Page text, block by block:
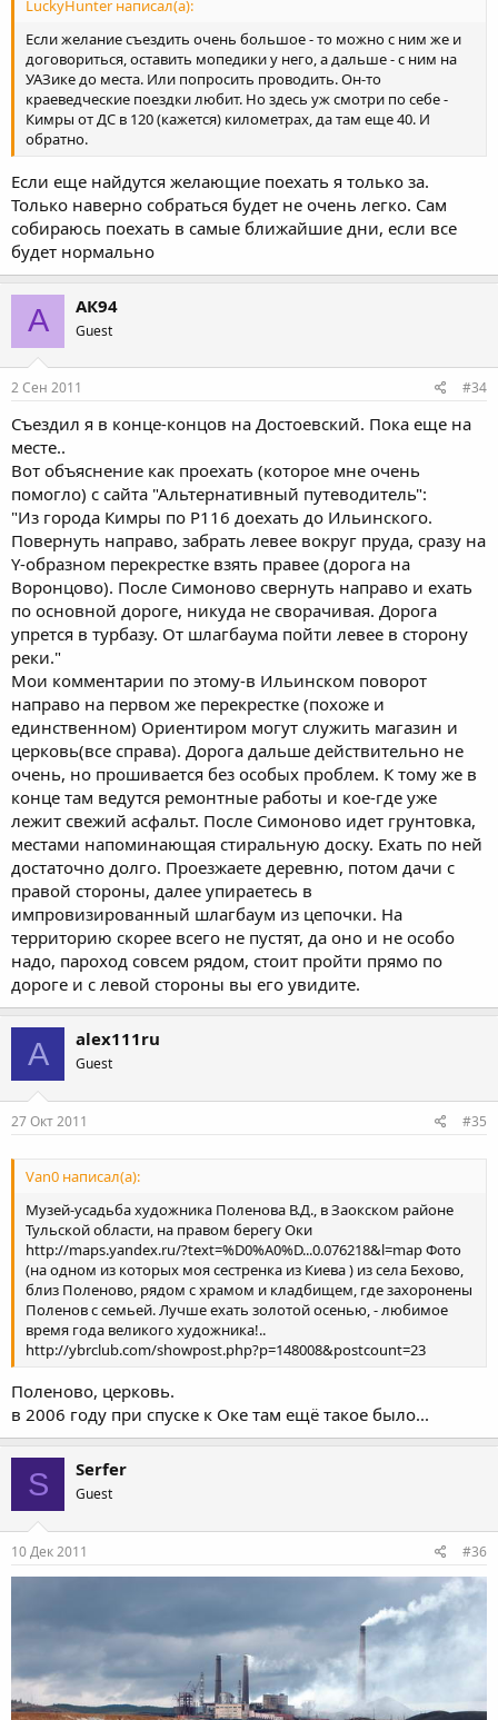
LuckyHunter написал(а):
Если желание съездить очень большое - то можно с ним же и
договориться, оставить мопедики у него, а дальше - с ним на
УАЗике до места. Или попросить проводить. Он-то
краеведческие поездки любит. Но здесь уж смотри по себе -
Кимры от ДС в 120 (кажется) километрах, да там еще 40. И
обратно.
Если еще найдутся желающие поехать я только за.
Только наверно собраться будет не очень легко. Сам
собираюсь поехать в самые ближайшие дни, если все
будет нормально
А АК94
Guest
2 Сен 2011 #34
Съездил я в конце-концов на Достоевский. Пока еще на
месте..
Вот объяснение как проехать (которое мне очень
помогло) с сайта "Альтернативный путеводитель":
"Из города Кимры по Р116 доехать до Ильинского.
Повернуть направо, забрать левее вокруг пруда, сразу на
Y-образном перекрестке взять правее (дорога на
Воронцово). После Симоново свернуть направо и ехать
по основной дороге, никуда не сворачивая. Дорога
упрется в турбазу. От шлагбаума пойти левее в сторону
реки."
Мои комментарии по этому-в Ильинском поворот
направо на первом же перекрестке (похоже и
единственном) Ориентиром могут служить магазин и
церковь(все справа). Дорога дальше действительно не
очень, но прошивается без особых проблем. К тому же в
конце там ведутся ремонтные работы и кое-где уже
лежит свежий асфальт. После Симоново идет грунтовка,
местами напоминающая стиральную доску. Ехать по ней
достаточно долго. Проезжаете деревню, потом дачи с
правой стороны, далее упираетесь в
импровизированный шлагбаум из цепочки. На
территорию скорее всего не пустят, да оно и не особо
надо, пароход совсем рядом, стоит пройти прямо по
дороге и с левой стороны вы его увидите.
A alex111ru
Guest
27 Окт 2011 #35
Van0 написал(а):
Музей-усадьба художника Поленова В.Д., в Заокском районе
Тульской области, на правом берегу Оки
http://maps.yandex.ru/?text=%D0%A0%D...0.076218&l=map Фото
(на одном из которых моя сестренка из Киева ) из села Бехово,
близ Поленово, рядом с храмом и кладбищем, где захоронены
Поленов с семьей. Лучше ехать золотой осенью, - любимое
время года великого художника!..
http://ybrclub.com/showpost.php?p=148008&postcount=23
Поленово, церковь.
в 2006 году при спуске к Оке там ещё такое было...
S Serfer
Guest
10 Дек 2011 #36